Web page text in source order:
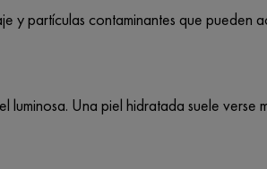
y partículas contaminantes que pueden
Una piel hidratada suele verse